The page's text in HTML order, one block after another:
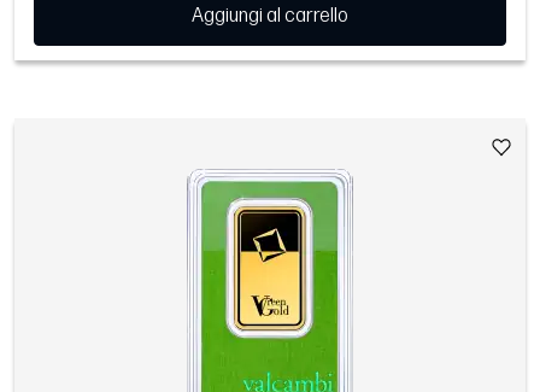
Aggiungi al carrello